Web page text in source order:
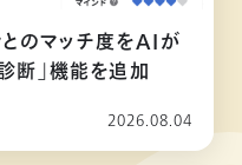
とのマッチ度をAIが
断」機能を追加
2026.08.04